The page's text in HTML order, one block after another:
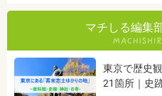
マチしる編集
東京で歴史
21箇所｜史